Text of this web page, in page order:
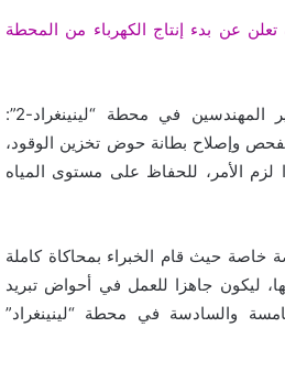
عن بدء إنتاج الكهرباء من المحطة
وقال ألكسندر بيليايف، كبير المهندسين في محطة “لينينغراد-2”:
وإصلاح بطانة حوض تخزين الوقود،
لزم الأمر، للحفاظ على مستوى المياه
خاصة حيث قام الخبراء بمحاكاة كاملة
ليكون جاهزا للعمل في أحواض تبريد
والسادسة في محطة “لينينغراد”